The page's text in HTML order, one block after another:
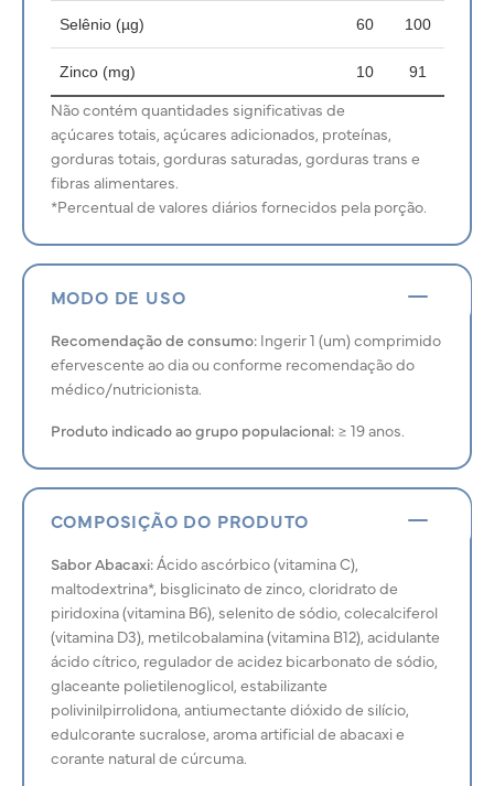
Selênio (µg) 60 100
Zinco (mg) 10 91
Não contém quantidades significativas de
açúcares totais, açúcares adicionados, proteínas,
gorduras totais, gorduras saturadas, gorduras trans e
fibras alimentares.
*Percentual de valores diários fornecidos pela porção.
MODO DE USO
Recomendação de consumo: Ingerir 1 (um) comprimido
efervescente ao dia ou conforme recomendação do
médico/nutricionista.
Produto indicado ao grupo populacional:≥ 19 anos.
COMPOSIÇÃO DO PRODUTO
Sabor Abacaxi:Ácido ascórbico (vitamina C),
maltodextrina*, bisglicinato de zinco, cloridrato de
piridoxina (vitamina B6), selenito de sódio, colecalciferol
(vitamina D3), metilcobalamina (vitamina B12), acidulante
ácido cítrico, regulador de acidez bicarbonato de sódio,
glaceante polietilenoglicol, estabilizante
polivinilpirrolidona, antiumectante dióxido de silício,
edulcorante sucralose, aroma artificial de abacaxi e
corante natural de cúrcuma.